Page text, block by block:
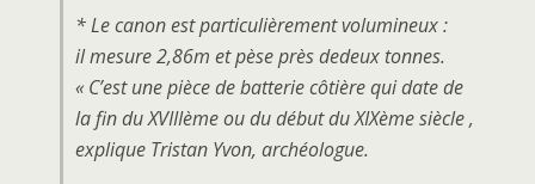
* Le canon est particulièrement volumineux :
il mesure 2,86m et pèse près dedeux tonnes.
« C’est une pièce de batterie côtière qui date de
la fin du XVIIIème ou du début du XIXème siècle ,
explique Tristan Yvon, archéologue.